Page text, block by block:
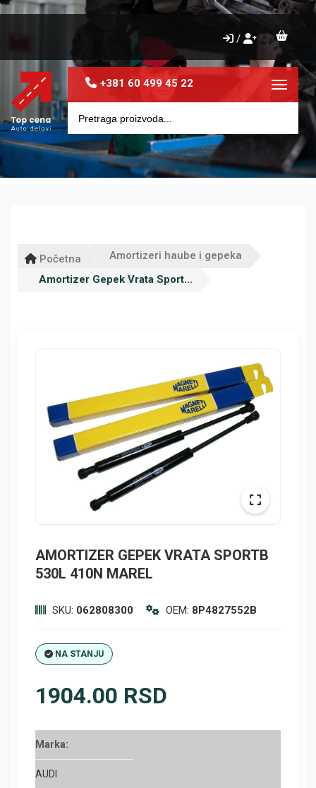
/
+381 60 499 45 22 Toggle
Početna
Amortizeri haube i gepeka
Amortizer Gepek Vrata Sport...
AMORTIZER GEPEK VRATA SPORTB
530L 410N MAREL
SKU: 062808300 OEM: 8P4827552B
NA STANJU
1904.00 RSD
Marka:
AUDI